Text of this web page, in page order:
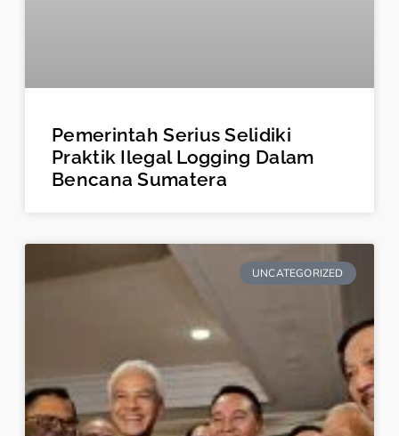
Pemerintah Serius Selidiki
Praktik Ilegal Logging Dalam
Bencana Sumatera
UNCATEGORIZED